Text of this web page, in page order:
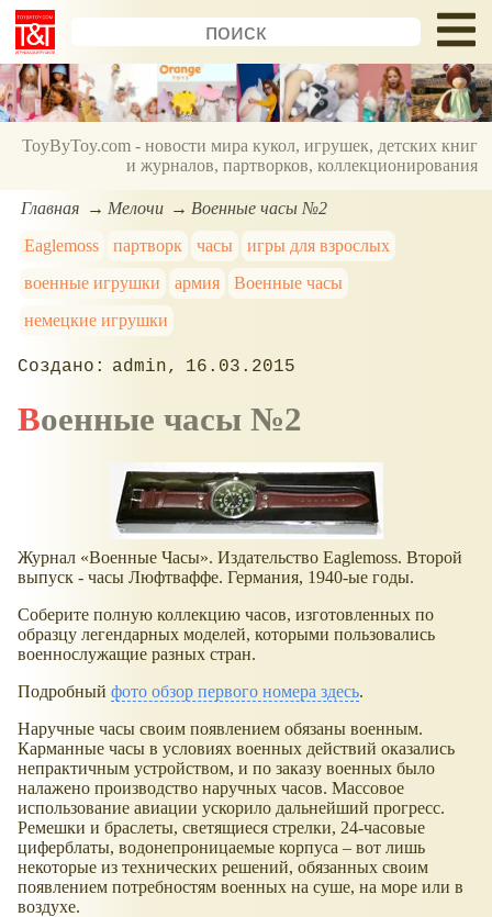
ToyByToy.com - новости мира кукол, игрушек, детских книг
и журналов, партворков, коллекционирования
Главная Мелочи
Военные часы №2
Eaglemoss
партворк часы
игры для взрослых
военные игрушки
армия
Военные часы
немецкие игрушки
admin 16.03.2015
Военные часы №2
Журнал «Военные Часы». Издательство Eaglemoss. Второй
выпуск - часы Люфтваффе. Германия, 1940-ые годы.
Соберите полную коллекцию часов, изготовленных по
образцу легендарных моделей, которыми пользовались
военнослужащие разных стран.
Подробный фото обзор первого номера здесь.
Наручные часы своим появлением обязаны военным.
Карманные часы в условиях военных действий оказались
непрактичным устройством, и по заказу военных было
налажено производство наручных часов. Массовое
использование авиации ускорило дальнейший прогресс.
Ремешки и браслеты, светящиеся стрелки, 24-часовые
циферблаты, водонепроницаемые корпуса – вот лишь
некоторые из технических решений, обязанных своим
появлением потребностям военных на суше, на море или в
воздухе.